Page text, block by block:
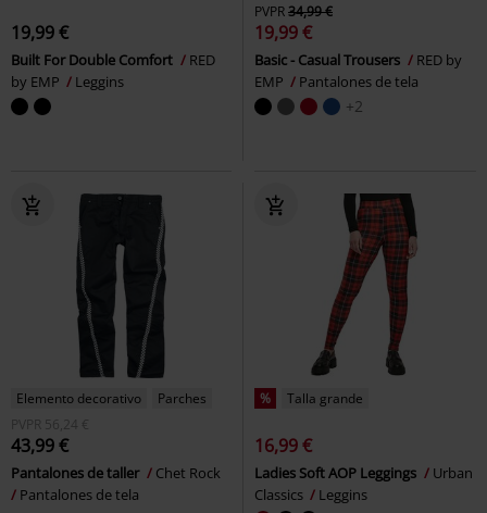
19,99 €
Built For Double Comfort
RED
by EMP
Leggins
PVPR34,99 €
19,99 €
Basic - Casual Trousers
RED by
EMP
Pantalones de tela
+2
Elemento decorativo
Parches
PVPR
56,24 €
43,99 €
Pantalones de taller
Chet Rock
Pantalones de tela
% Talla grande
16,99 €
Ladies Soft AOP Leggings
Urban
Classics
Leggins